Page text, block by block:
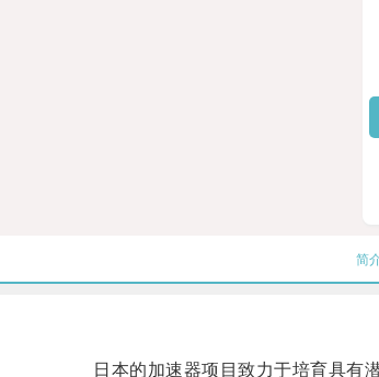
简
日本的加速器项目致力于培育具有潜